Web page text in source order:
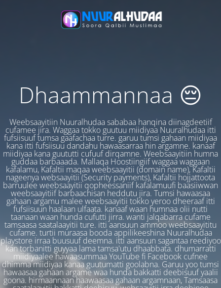
Dhaammannaa 😔
Weebsaayitiin Nuuralhudaa sababaa hanqina diinagdeetiif
cufamee jira. Waggaa tokko guutuu miidiyaa Nuuralhudaa itti
fufsiisuuf tumsa gaafachaa turre. garuu tumsi gahaan miidiyaa
kana itti fufsiisuu dandahu hawaasarraa hin argamne. kanaaf
miidiyaa kana guututti cufuuf dirqamne. Weebsaayitiin humna
guddaa barbaaada. Mallaqa Hoostiingiif waggaa waggaan
kafalamu, Kafaltii maqaa weebsaayitii (domain name), Kafaltii
nageenya websaayitii (Security payments), Kafaltii hojjattoota
barruulee weebsaayitii qopheessaniif kafalamuufi baasiiwwan
weebsaayitiif barbaachisan heddutu jira. Tumsi hawaasaa
gahaan argamu malee weebsaayitii tokko yeroo dheeraaf itti
fufsiisuun haalaan ulfaata. kanaaf waan humnaa olii nutti
taanaan waan hunda cufutti jirra. wanti jalqabarra cufame
tamsaasa saatalaayitii ture. itti aansuun ammoo weebsaayititu
cufame. turtii muraasa booda appilikeeshina Nuuralhudaa
playstore irraa buusuuf deemna. itti aansuun sagantaa reediyoo
kan torbanitti guyyaa lama tamsa'utu dhaabbata. dhumarratti
miidiyaalee hawaasummaa YouTube fi Facebook cufnee
dhimma miidiyaa kanaa guutumatti goolabna. Garuu yoo tumsi
hawaasaa gahaan argame waa hunda bakkatti deebisuuf yaalii
goona. hirmaannaan haawaasaa gahaan argamnaan, Tamsaasa